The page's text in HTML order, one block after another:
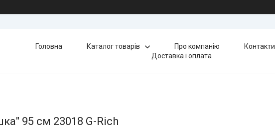
Головна Каталог товарів Про компанію Контакти
Доставка і оплата
95 см 23018 G-Rich